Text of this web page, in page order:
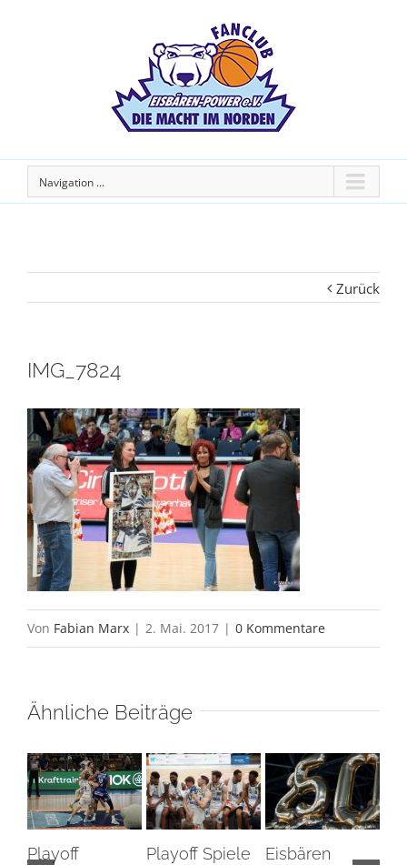
Navigation ...
Zurück
IMG_7824
Von Fabian Marx | 2. Mai. 2017 | 0 Kommentare
Ähnliche Beiträge
Playoff
Playoff Spiele
Eisbären